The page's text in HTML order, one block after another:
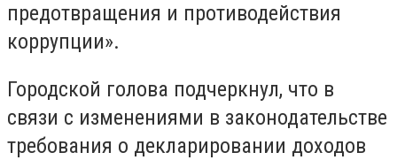
предотвращения и противодействия
коррупции».
Городской голова подчеркнул, что в
связи с изменениями в законодательстве
требования о декларировании доходов